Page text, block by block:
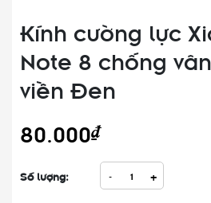
Kính cường lực
Note 8 chống
viền Đen
80.000₫
Số lượng: - +